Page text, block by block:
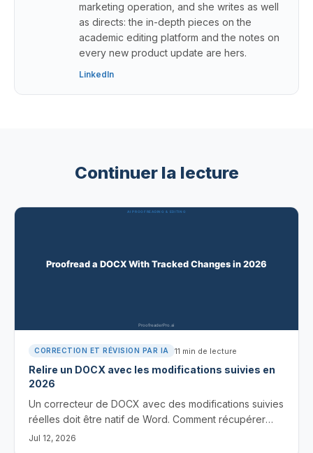
marketing operation, and she writes as well
as directs: the in-depth pieces on the
academic editing platform and the notes on
every new product update are hers.
LinkedIn
Continuer la lecture
CORRECTION ET RÉVISION PAR IA 11 min de lecture
Relire un DOCX avec les modifications suivies en
2026
Un correcteur de DOCX avec des modifications suivies
réelles doit être natif de Word. Comment récupérer
des modifications révisables dans votre fichier .docx,
Jul 12, 2026